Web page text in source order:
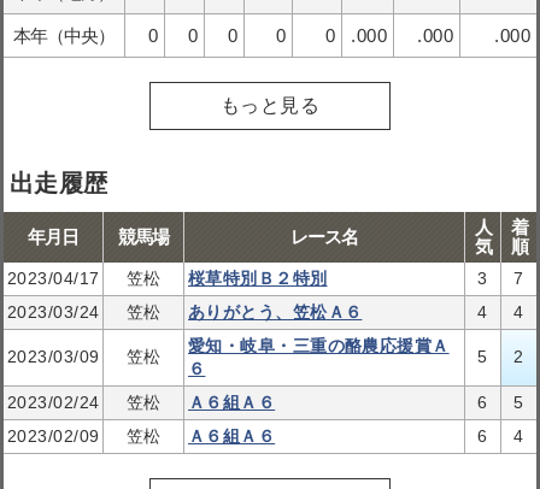
本年（中央） 0 0 0 0 0 .000 .000 .000
もっと見る
出走履歴
年月日 競馬場 レース名
人
気
着
順
2023/04/17 笠松 桜草特別Ｂ２特別 3
7
2023/03/24
笠松 ありがとう、笠松Ａ６ 4 4
2023/03/09 笠松
愛知・岐阜・三重の酪農応援賞Ａ
６
5 2
2023/02/24 笠松 Ａ６組Ａ６ 6
5
2023/02/09
笠松 Ａ６組Ａ６ 6 4